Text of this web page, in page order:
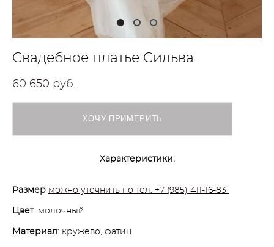
Свадебное платье Сильва
60 650 pуб.
ХОЧУ ПРИМЕРИТЬ
Характеристики:
Размер можно уточнить по тел. +7 (985) 411-16-83
Цвет: молочный
Материал: кружево, фатин